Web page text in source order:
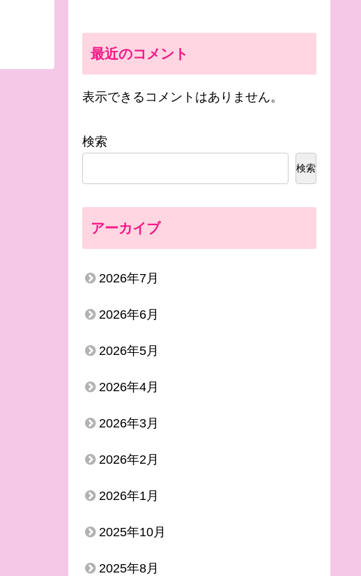
最近のコメント
表示できるコメントはありません。
検索
検索
アーカイブ
2026年7月
2026年6月
2026年5月
2026年4月
2026年3月
2026年2月
2026年1月
2025年10月
2025年8月